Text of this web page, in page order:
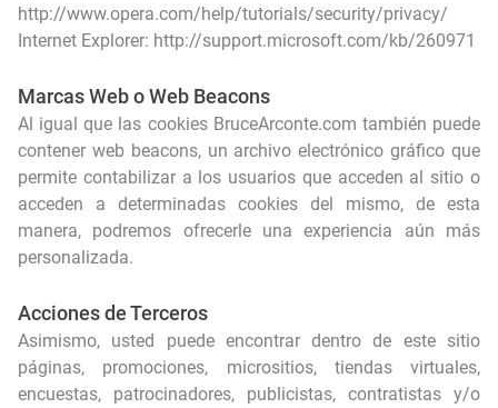
http://www.opera.com/help/tutorials/security/privacy/
Internet Explorer: http://support.microsoft.com/kb/260971
Marcas Web o Web Beacons
Al igual que las cookies BruceArconte.com también puede
contener web beacons, un archivo electrónico gráfico que
permite contabilizar a los usuarios que acceden al sitio o
acceden a determinadas cookies del mismo, de esta
manera, podremos ofrecerle una experiencia aún más
personalizada.
Acciones de Terceros
Asimismo, usted puede encontrar dentro de este sitio
páginas, promociones, micrositios, tiendas virtuales,
encuestas, patrocinadores, publicistas, contratistas y/o